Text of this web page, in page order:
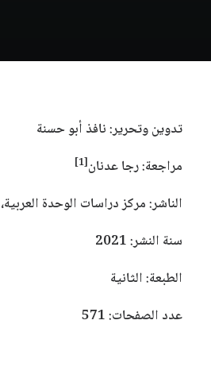
تدوين وتحرير: نافذ أبو حسنة
مراجعة: رجا عدنان[1]
الناشر: مركز دراسات الوحدة
سنة النشر: 2021
الطبعة: الثانية
عدد الصفحات: 571